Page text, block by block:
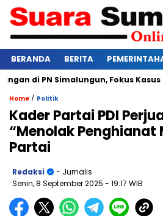
BERANDA BERITA
PN Simalungun, Fokus Kasus
Home / Politik
Kader Partai PDI
“Menolak Penghianat
Partai
Redaksi
- Jurnalis
Senin, 8 September 2025 - 19:17 WIB